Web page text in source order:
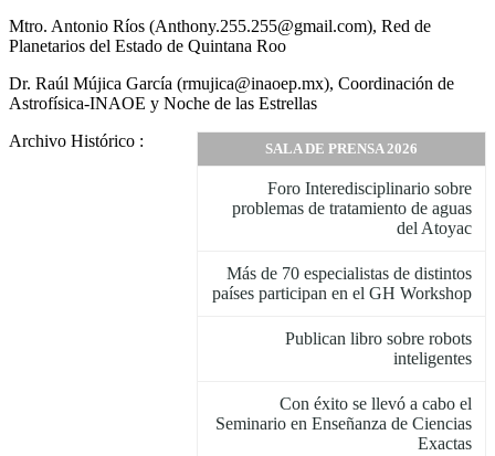
Mtro. Antonio Ríos (Anthony.255.255@gmail.com), Red de
Planetarios del Estado de Quintana Roo
Dr. Raúl Mújica García (rmujica@inaoep.mx), Coordinación de
Astrofísica-INAOE y Noche de las Estrellas
SALA DE PRENSA 2026
Foro Interedisciplinario sobre
problemas de tratamiento de aguas
del Atoyac
Más de 70 especialistas de distintos
países participan en el GH Workshop
Publican libro sobre robots
inteligentes
Con éxito se llevó a cabo el
Seminario en Enseñanza de Ciencias
Exactas
Archivo Histórico :